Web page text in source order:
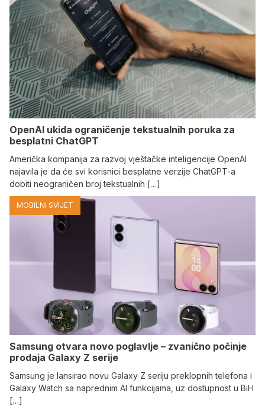
OpenAI ukida ograničenje tekstualnih poruka za
besplatni ChatGPT
Američka kompanija za razvoj vještačke inteligencije OpenAI
najavila je da će svi korisnici besplatne verzije ChatGPT-a
dobiti neograničen broj tekstualnih […]
MOBILNI SVIJET
Samsung otvara novo poglavlje – zvanično počinje
prodaja Galaxy Z serije
Samsung je lansirao novu Galaxy Z seriju preklopnih telefona i
Galaxy Watch sa naprednim AI funkcijama, uz dostupnost u BiH
[…]